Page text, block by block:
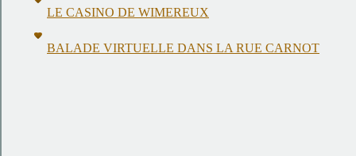
LE CASINO DE WIMEREUX
BALADE VIRTUELLE DANS LA RUE CARNOT